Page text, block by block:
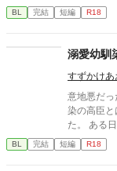
い、と御器
と言ってし
違い。年
イトノベル
BL 完結 短編 R18
溺愛幼馴
すずかけあ
意地悪だった幼
染の高臣と
た。 ある
と再会するこ
高臣 〔受け
BL 完結 短編 R18